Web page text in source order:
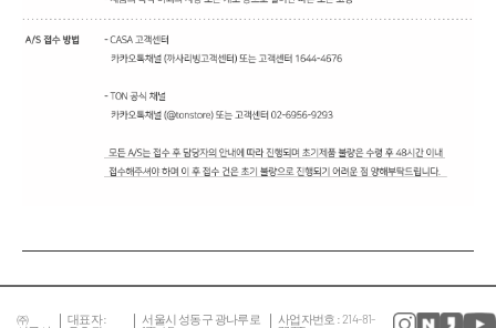
㈜
대표자 :
서울시 성동구 광나루로
사업자번호 : 214-81-